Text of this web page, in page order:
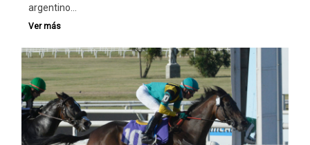
argentino…